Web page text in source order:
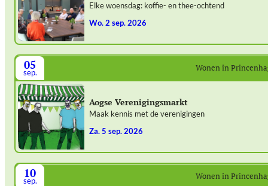
Elke woensdag: koffie- en thee-ochtend
wo. 2 sep. 2026
05
sep. Wonen in
Aogse Verenigingsmarkt
Maak kennis met de verenigingen
za. 5 sep. 2026
10
sep. Wonen in